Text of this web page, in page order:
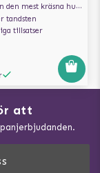
mest kräsna hunden
tandsten
tillsatser
att